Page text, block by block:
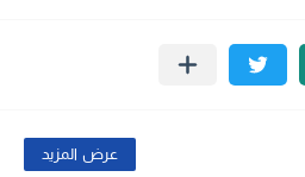
عرض المزيد